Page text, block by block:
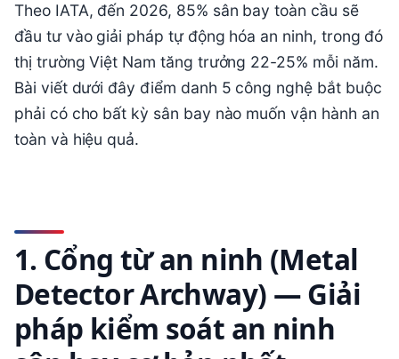
Theo IATA, đến 2026, 85% sân bay toàn cầu sẽ
đầu tư vào giải pháp tự động hóa an ninh, trong đó
thị trường Việt Nam tăng trưởng 22-25% mỗi năm.
Bài viết dưới đây điểm danh 5 công nghệ bắt buộc
phải có cho bất kỳ sân bay nào muốn vận hành an
toàn và hiệu quả.
1. Cổng từ an ninh (Metal
Detector Archway) — Giải
pháp kiểm soát an ninh